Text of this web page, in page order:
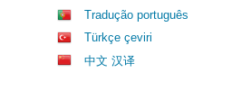
Tradução português
Türkçe çeviri
中文 汉译